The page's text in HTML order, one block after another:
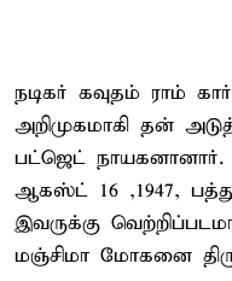
நடிகர் கவுதம் ராம்
அறிமுகமாகி தன்
பட்ஜெட்
ஆகஸ்ட் 16 ,1947,
இவருக்கு
மஞ்சிமா மோகனை